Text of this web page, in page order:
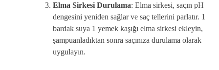
Elma Sirkesi Durulama: Elma sirkesi, saçın pH
dengesini yeniden sağlar ve saç tellerini parlatır. 1
bardak suya 1 yemek kaşığı elma sirkesi ekleyin,
şampuanladıktan sonra saçınıza durulama olarak
uygulayın.